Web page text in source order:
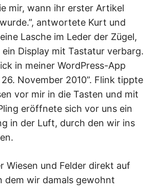
mir, wann ihr erster Artikel
antwortete Kurt und
Lasche im Leder der Zügel,
Display mit Tastatur verbarg.
in meiner WordPress-App
26. November 2010”. Flink tippte
vor mir in die Tasten und mit
eröffnete sich vor uns ein
in der Luft, durch den wir ins
Wiesen und Felder direkt auf
dem wir damals gewohnt